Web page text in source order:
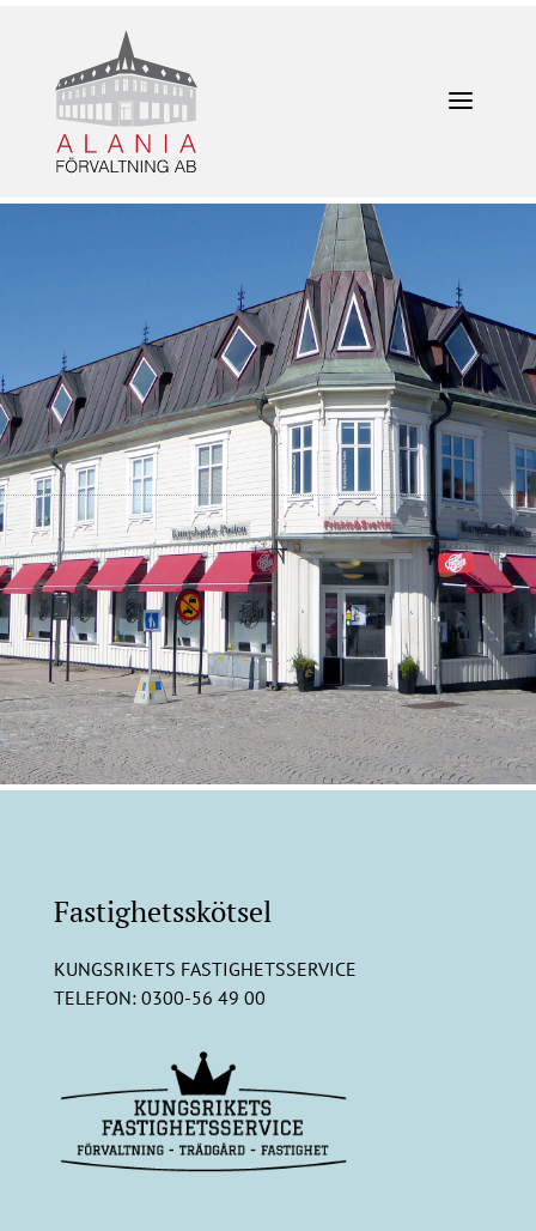
Fastighetsskötsel
KUNGSRIKETS FASTIGHETSSERVICE
TELEFON: 0300-56 49 00